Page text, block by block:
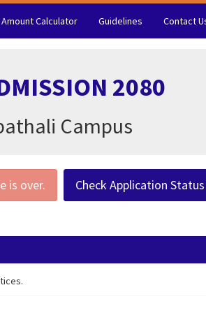
Amount Calculator Guidelines Contact
2080
Campus
is over. Check Application Status